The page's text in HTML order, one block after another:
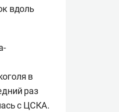
вдоль
в
раз
с ЦСКА.